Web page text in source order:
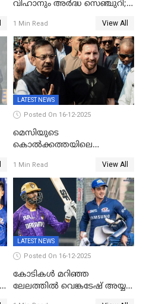
വിഹാനും അർദ്ധ സെഞ്ചുറി;
ഇന്ത്യ ഫൈനലിൽ
1 Min Read View All
LATEST NEWS
Posted On 16-12-2025
മെസിയുടെ
കൊൽക്കത്തയിലെ
സംഘർഷം: കായിക മന്ത്രി
അരൂപ് ബിശ്വാസ് രാജിവച്ചു
1 Min Read View All
LATEST NEWS
Posted On 16-12-2025
കോടികൾ മറിഞ്ഞ
ലേലത്തിൽ വെങ്കടേഷ് അയ്യര്‍